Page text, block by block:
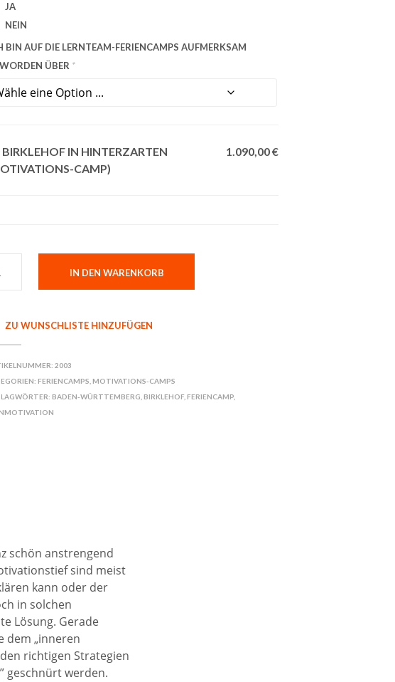
JA
NEIN
BIN AUF DIE LERNTEAM-FERIENCAMPS AUFMERKSAM
ÜBER *
BIRKLEHOF IN HINTERZARTEN
CAMP)
1.090,00 €
IN DEN WARENKORB
ZU WUNSCHLISTE HINZUFÜGEN
2003
FERIENCAMPS MOTIVATIONS-CAMPS
BADEN-WÜRTTEMBERG BIRKLEHOF FERIENCAMP
schön anstrengend
sind meist
kann oder der
in solchen
Lösung. Gerade
dem „inneren
richtigen Strategien
geschnürt werden.